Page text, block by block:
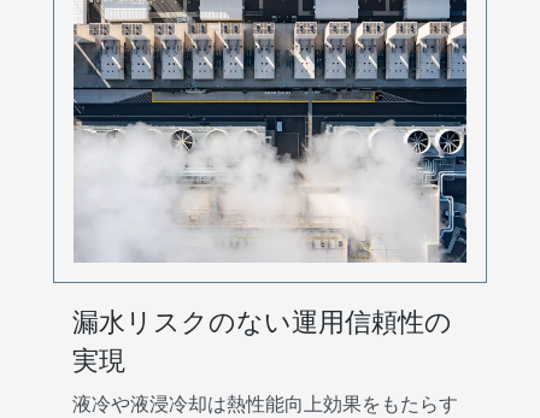
漏水リスクのない運用信頼性の
実現
液冷や液浸冷却は熱性能向上効果をもたらす